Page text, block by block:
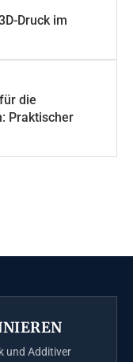
Druck im
die
Praktischer
und Additiver